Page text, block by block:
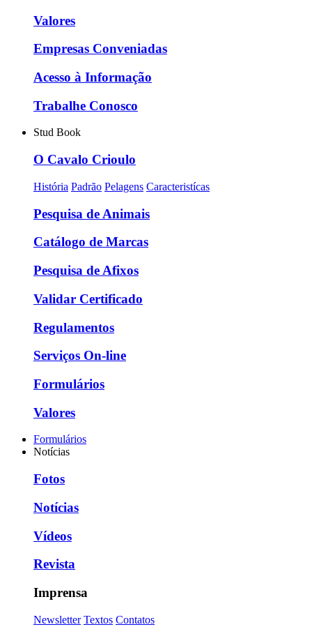
Valores
Empresas Conveniadas
Acesso à Informação
Trabalhe Conosco
Stud Book
O Cavalo Crioulo
História Padrão Pelagens Caracteristícas
Pesquisa de Animais
Catálogo de Marcas
Pesquisa de Afixos
Validar Certificado
Regulamentos
Serviços On-line
Formulários
Valores
Formulários
Notícias
Fotos
Notícias
Vídeos
Revista
Imprensa
Newsletter Textos Contatos